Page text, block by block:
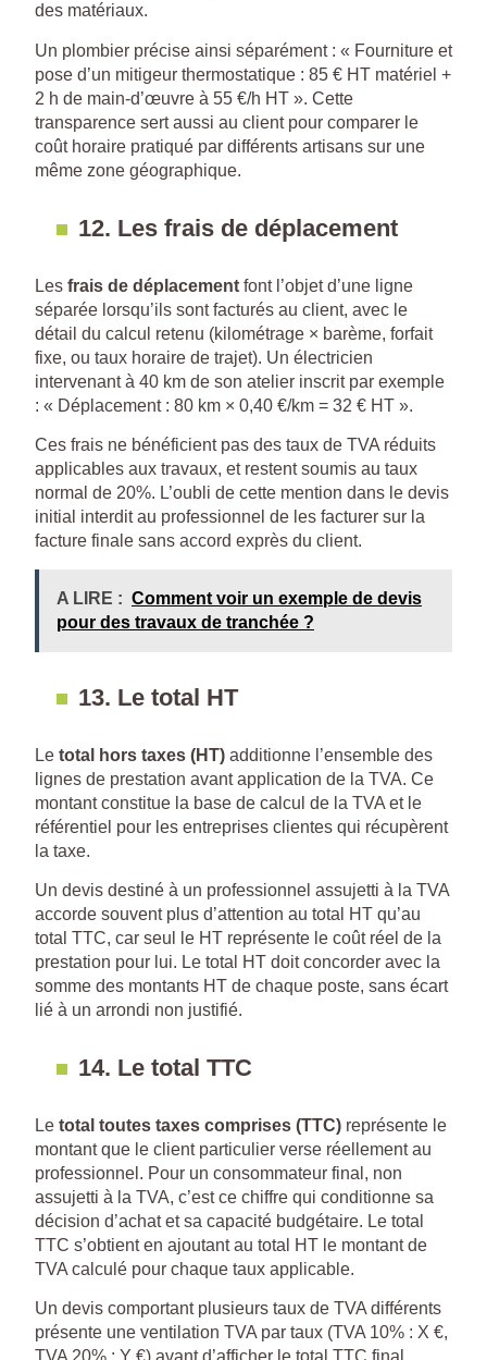
des matériaux.
Un plombier précise ainsi séparément : « Fourniture et
pose d’un mitigeur thermostatique : 85 € HT matériel +
2 h de main-d’œuvre à 55 €/h HT ». Cette
transparence sert aussi au client pour comparer le
coût horaire pratiqué par différents artisans sur une
même zone géographique.
12. Les frais de déplacement
Les frais de déplacement font l’objet d’une ligne
séparée lorsqu’ils sont facturés au client, avec le
détail du calcul retenu (kilométrage × barème, forfait
fixe, ou taux horaire de trajet). Un électricien
intervenant à 40 km de son atelier inscrit par exemple
: « Déplacement : 80 km × 0,40 €/km = 32 € HT ».
Ces frais ne bénéficient pas des taux de TVA réduits
applicables aux travaux, et restent soumis au taux
normal de 20%. L’oubli de cette mention dans le devis
initial interdit au professionnel de les facturer sur la
facture finale sans accord exprès du client.
A LIRE : Comment voir un exemple de devis
pour des travaux de tranchée ?
13. Le total HT
Le total hors taxes (HT) additionne l’ensemble des
lignes de prestation avant application de la TVA. Ce
montant constitue la base de calcul de la TVA et le
référentiel pour les entreprises clientes qui récupèrent
la taxe.
Un devis destiné à un professionnel assujetti à la TVA
accorde souvent plus d’attention au total HT qu’au
total TTC, car seul le HT représente le coût réel de la
prestation pour lui. Le total HT doit concorder avec la
somme des montants HT de chaque poste, sans écart
lié à un arrondi non justifié.
14. Le total TTC
Le total toutes taxes comprises (TTC) représente le
montant que le client particulier verse réellement au
professionnel. Pour un consommateur final, non
assujetti à la TVA, c’est ce chiffre qui conditionne sa
décision d’achat et sa capacité budgétaire. Le total
TTC s’obtient en ajoutant au total HT le montant de
TVA calculé pour chaque taux applicable.
Un devis comportant plusieurs taux de TVA différents
présente une ventilation TVA par taux (TVA 10% : X €,